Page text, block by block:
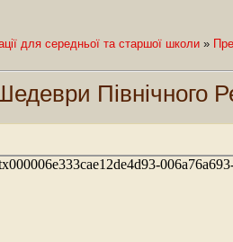
для середньої та старшої школи »
Північного